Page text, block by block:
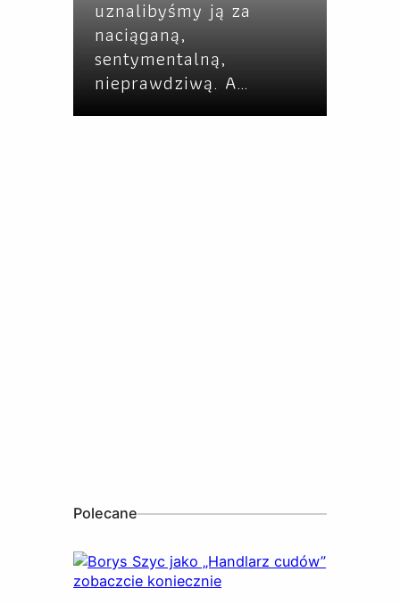
uznalibyśmy ją za
naciąganą,
sentymentalną,
nieprawdziwą. A…
Polecane